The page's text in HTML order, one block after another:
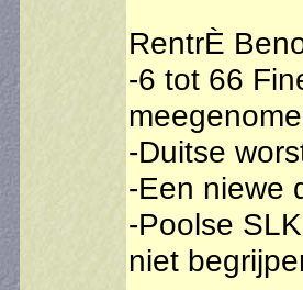
RentrÈ
-6 tot 66
-Duitse
-Een niewe
-Poolse
niet